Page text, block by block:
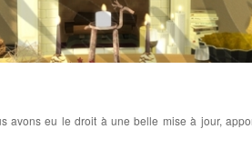
avons eu le droit à une belle mise à jour,